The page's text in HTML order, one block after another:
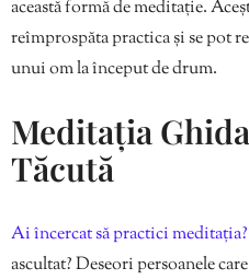
această formă de meditație.
reîmprospăta practica și se pot
unui om la început de drum.
Meditația
Tăcută
Ai încercat să practici meditația?
ascultat? Deseori persoanele